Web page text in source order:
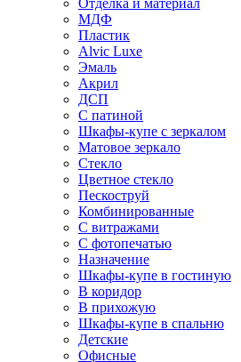
Отделка и материал
МДФ
Пластик
Alvic Luxe
Эмаль
Акрил
ДСП
С патиной
Шкафы-купе с зеркалом
Матовое зеркало
Стекло
Цветное стекло
Пескоструй
Комбинированные
С витражами
С фотопечатью
Назначение
Шкафы-купе в гостиную
В коридор
В прихожую
Шкафы-купе в спальню
Детские
Офисные